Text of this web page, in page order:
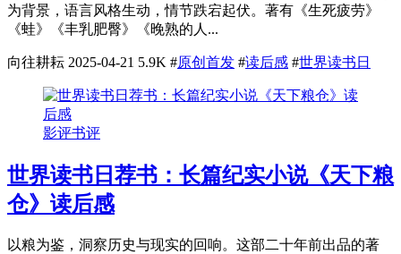
为背景，语言风格生动，情节跌宕起伏。著有《生死疲劳》
《蛙》《丰乳肥臀》《晚熟的人...
向往耕耘 2025-04-21 5.9K #原创首发 #读后感 #世界读书日
影评书评
世界读书日荐书：长篇纪实小说《天下粮
仓》读后感
以粮为鉴，洞察历史与现实的回响。这部二十年前出品的著